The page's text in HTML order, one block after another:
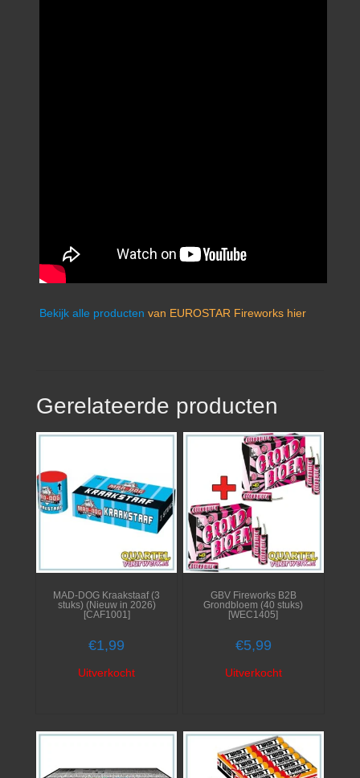
Bekijk alle producten van EUROSTAR Fireworks hier
Gerelateerde producten
MAD-DOG Kraakstaaf (3
stuks) (Nieuw in 2026)
[CAF1001]
€1,99
Uitverkocht
GBV Fireworks B2B
Grondbloem (40 stuks)
[WEC1405]
€5,99
Uitverkocht